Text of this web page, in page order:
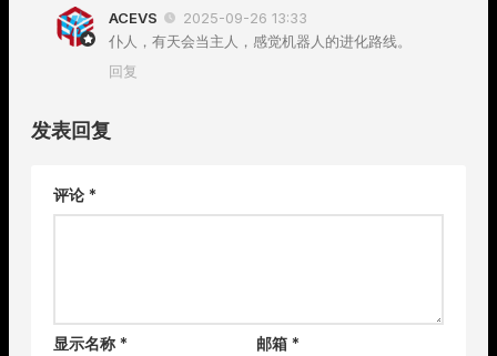
ACEVS
2025-09-26 13:33
仆人，有天会当主人，感觉机器人的进化路线。
回复
发表回复
评论 *
显示名称 * 邮箱*